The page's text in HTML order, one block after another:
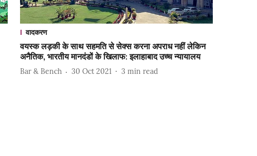
वादकरण
वयस्क लड़की के साथ सहमति से सेक्स करना अपराध नहीं लेकिन
अनैतिक, भारतीय मानदंडों के खिलाफ: इलाहाबाद उच्च न्यायालय
Bar & Bench 30 Oct 2021 3 min read